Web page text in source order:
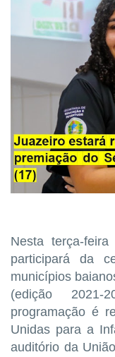
Nesta terça-
participará da
municípios
(edição 2021-
programação é
Unidas para a
auditório da